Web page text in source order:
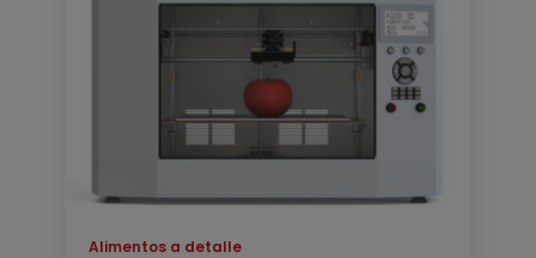
Alimentos a detalle